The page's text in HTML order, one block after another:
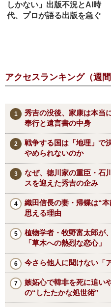
しかない」出版不況とAI時
代、プロが語る出版を急ぐ
アクセスランキング（週間
秀吉の没後、家康は本
奉行と遺言書の中身
戦争する国は「地理」で
やめられないのか
なぜ、徳川家の重臣・石
スを迎えた秀吉の企み
織田信長の妻・帰蝶は“
思える理由
植物学者・牧野富太郎が
「草木への熱烈な恋心」
今さら他人に聞けない「
嫉妬心で韓非を死に追い
の“したたかな処世術”